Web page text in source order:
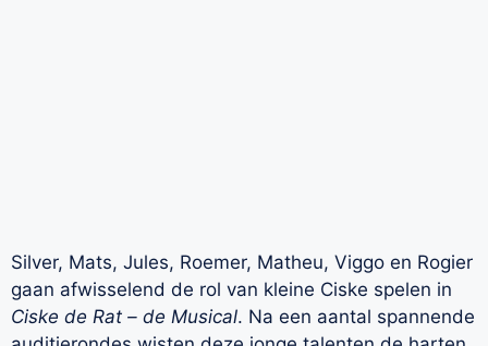
Silver, Mats, Jules, Roemer, Matheu, Viggo en Rogier
gaan afwisselend de rol van kleine Ciske spelen in
Ciske de Rat – de Musical. Na een aantal spannende